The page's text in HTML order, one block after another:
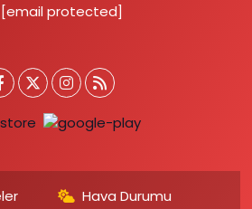
[email protected]
Hava Durumu